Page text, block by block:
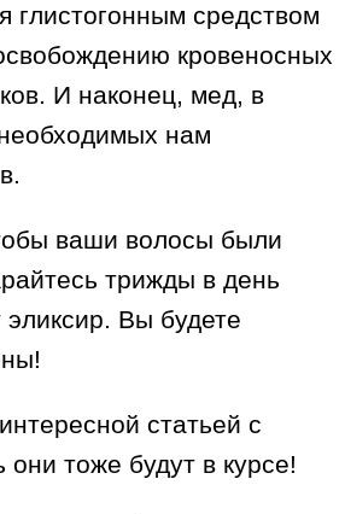
глистогонным средством
кровеносных
И наконец, мед, в
нам
ваши волосы были
трижды в день
эликсир. Вы будете
статьей с
они тоже будут в курсе!